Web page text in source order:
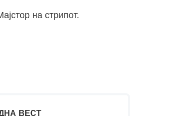
на стрипот.
ВЕСТ